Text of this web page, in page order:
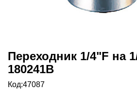
Переходник 1/4"F на
180241B
Код:47087